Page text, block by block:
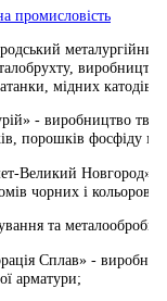
промисловість
металургійний
мідних катодів;
- виробництво
порошків фосфіду
Великий Новгород» -
чорних і
та металообробка
Сплав» -
арматури;